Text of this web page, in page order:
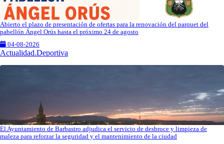
Abierto el plazo de presentación de ofertas para la renovación del parquet del
pabellón Ángel Orús hasta el próximo 24 de agosto
04-08-2026
Actualidad.Deportiva
El Ayuntamiento de Barbastro adjudica el servicio de desbroce y limpieza de
maleza para reforzar la seguridad y el mantenimiento de la ciudad